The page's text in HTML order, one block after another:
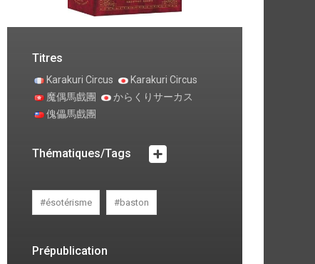
Titres
Karakuri Circus
Karakuri Circus
魔偶馬戲團
からくりサーカス
傀儡馬戲團
Thématiques/Tags
#ésotérisme #baston
Prépublication